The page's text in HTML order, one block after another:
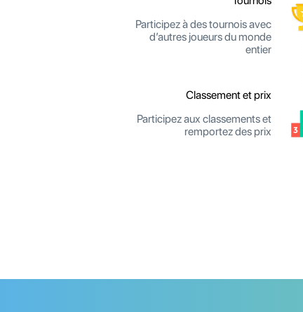
Participez à des tournois avec
d’autres joueurs du monde
entier
Classement et prix
Participez aux classements et
remportez des prix